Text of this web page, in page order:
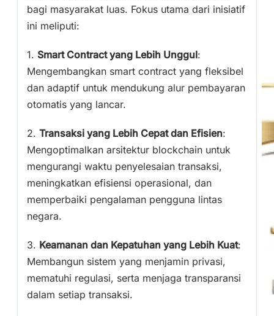
bagi masyarakat luas. Fokus utama dari inisiatif
ini meliputi:
1. Smart Contract yang Lebih Unggul:
Mengembangkan smart contract yang fleksibel
dan adaptif untuk mendukung alur pembayaran
otomatis yang lancar.
2. Transaksi yang Lebih Cepat dan Efisien:
Mengoptimalkan arsitektur blockchain untuk
mengurangi waktu penyelesaian transaksi,
meningkatkan efisiensi operasional, dan
memperbaiki pengalaman pengguna lintas
negara.
3. Keamanan dan Kepatuhan yang Lebih Kuat:
Membangun sistem yang menjamin privasi,
mematuhi regulasi, serta menjaga transparansi
dalam setiap transaksi.